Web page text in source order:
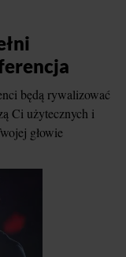
będą rywalizować
Ci użytecznych i
głowie